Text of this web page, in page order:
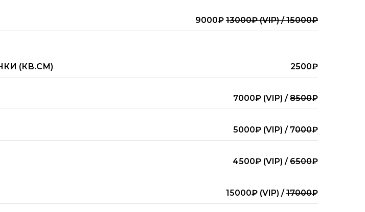
9000₽ 13000₽ (VIP) / 15000₽
(КВ.СМ) 2500₽
7000₽ (VIP) /8500₽
5000₽ (VIP) / 7000₽
4500₽ (VIP) /6500₽
15000₽ (VIP) /17000₽